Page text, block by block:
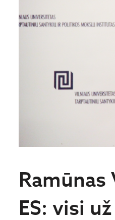
ES: visi